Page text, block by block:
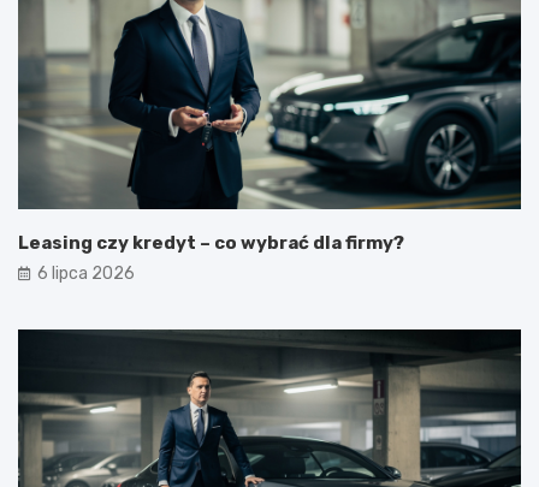
Leasing czy kredyt – co wybrać dla firmy?
6 lipca 2026